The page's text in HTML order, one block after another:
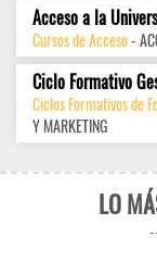
Acceso a la
Cursos de Acceso-
Ciclo Formativo
Ciclos Formativos de
Y MARKETING
LO